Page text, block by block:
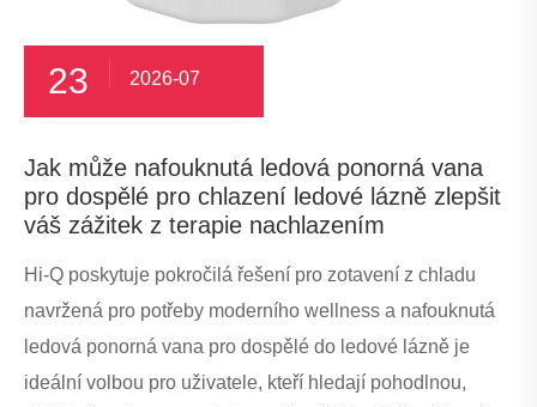
23 2026-07
Jak může nafouknutá ledová ponorná vana
pro dospělé pro chlazení ledové lázně zlepšit
váš zážitek z terapie nachlazením
Hi-Q poskytuje pokročilá řešení pro zotavení z chladu
navržená pro potřeby moderního wellness a nafouknutá
ledová ponorná vana pro dospělé do ledové lázně je
ideální volbou pro uživatele, kteří hledají pohodlnou,